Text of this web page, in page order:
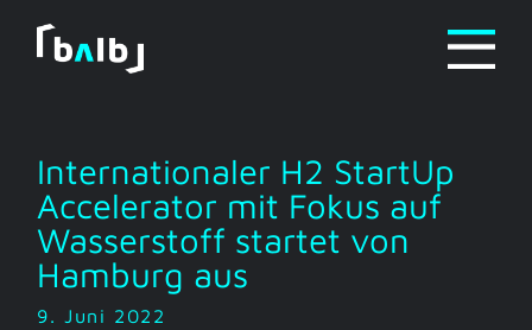
Inhalt
springen
Internationaler H2 StartUp
Accelerator mit Fokus auf
Wasserstoff startet von
Hamburg aus
9. Juni 2022